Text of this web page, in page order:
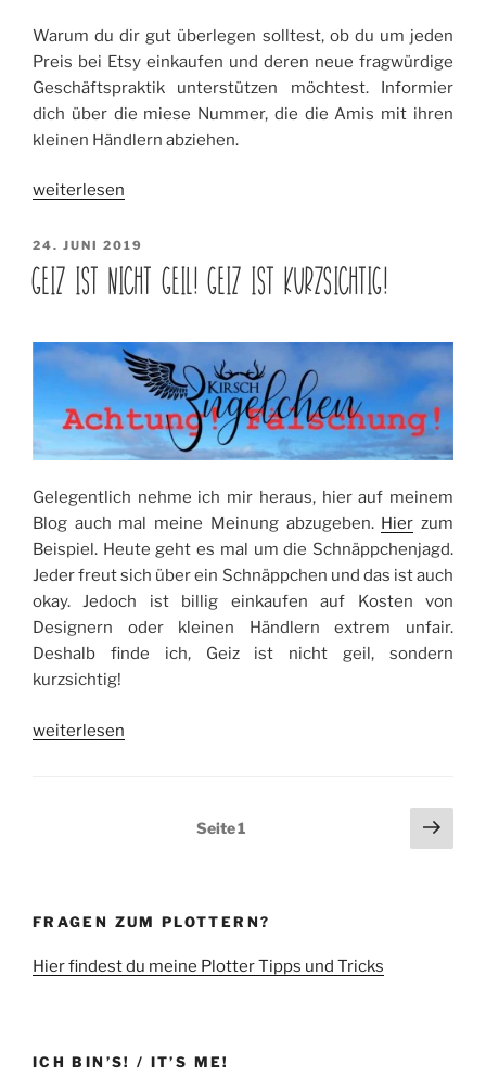
Warum du dir gut überlegen solltest, ob du um jeden
Preis bei Etsy einkaufen und deren neue fragwürdige
Geschäftspraktik unterstützen möchtest. Informier
dich über die miese Nummer, die die Amis mit ihren
kleinen Händlern abziehen.
„Um
Preis
einkaufen
bei
Nein
danke!“
weiterlesen
VERÖFFENTLICHT
AM
24. JUNI 2019
GEIZ IST NICHT GEIL! GEIZ IST KURZSICHTIG!
Gelegentlich nehme ich mir heraus, hier auf meinem
Blog auch mal meine Meinung abzugeben. Hier zum
Beispiel. Heute geht es mal um die Schnäppchenjagd.
Jeder freut sich über ein Schnäppchen und das ist auch
okay. Jedoch ist billig einkaufen auf Kosten von
Designern oder kleinen Händlern extrem unfair.
Deshalb finde ich, Geiz ist nicht geil, sondern
kurzsichtig!
„Geiz
weiterlesen
Seitennummerierung
Seite1
FRAGEN ZUM PLOTTERN?
Hier findest du meine Plotter Tipps und Tricks
ICH BIN’S! / IT’S ME!